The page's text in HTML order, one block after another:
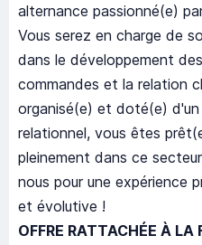
alternance passionné(e)
Vous serez en charge de
dans le développement
commandes et la relation
organisé(e) et doté(e)
relationnel, vous êtes
pleinement dans ce
nous pour une expérience
et évolutive !
OFFRE RATTACHÉE À LA